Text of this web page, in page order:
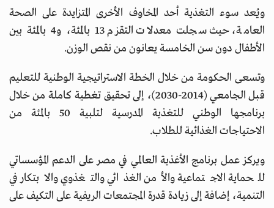
ويُعد سوء التغذية أحد المخاوف الأخرى المتزايدة على الصحة
العامة، حيث سجلت معدلات التقزم 13 بالمئة، و4 بالمئة بين
الأطفال دون سن الخامسة يعانون من نقص الوزن.
وتسعى الحكومة من خلال الخطة الاستراتيجية الوطنية للتعليم
قبل الجامعي (2014-2030)، إلى تحقيق تغطية كاملة من خلال
برنامجها الوطني للتغذية المدرسية لتلبية 50 بالمئة من
الاحتياجات الغذائية للطلاب.
ويركز عمل برنامج الأغذية العالمي في مصر على الدعم المؤسساتي
للحماية الاجتماعية والأمن الغذائي والتغذوي والابتكار في
التنمية، إضافة إلى زيادة قدرة المجتمعات الريفية على التكيف على